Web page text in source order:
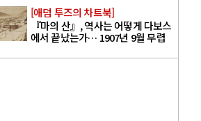
[애덤 투즈의 차트북]
『마의 산』, 역사는 어떻게 다보스
에서 끝났는가… 1907년 9월 무렵